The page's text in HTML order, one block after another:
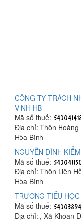
CÔNG TY TRÁCH
VINH HB
Mã số thuế:
Địa chỉ: Thôn Hoàng
Hòa Bình
NGUYỄN ĐÌNH KIỂM
Mã số thuế:
Địa chỉ: Thôn Liên
Hòa Bình
TRƯỜNG TIỂU
Mã số thuế:
Địa chỉ: , Xã Khoan